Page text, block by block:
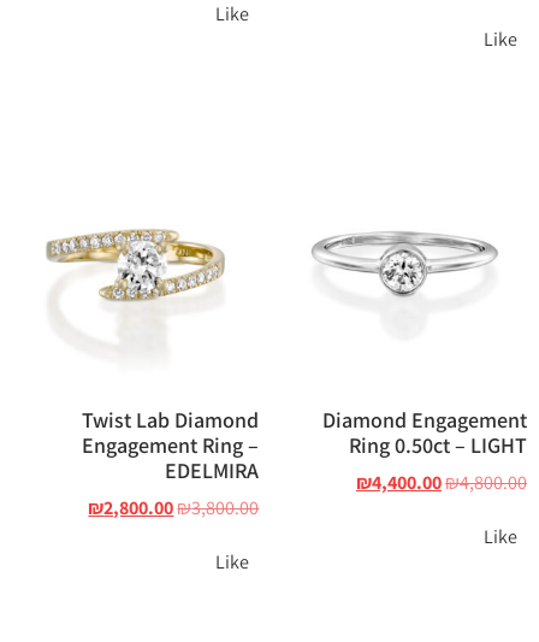
Like
Like
Diamond Engagement
Ring 0.50ct – LIGHT
₪4,800.00
₪4,400.00
Like
Twist Lab Diamond
Engagement Ring –
EDELMIRA
₪3,800.00
₪2,800.00
Like